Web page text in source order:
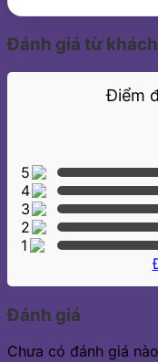
Đánh giá từ
Điểm
5
4
3
2
1
Đánh giá
Chưa có đánh giá